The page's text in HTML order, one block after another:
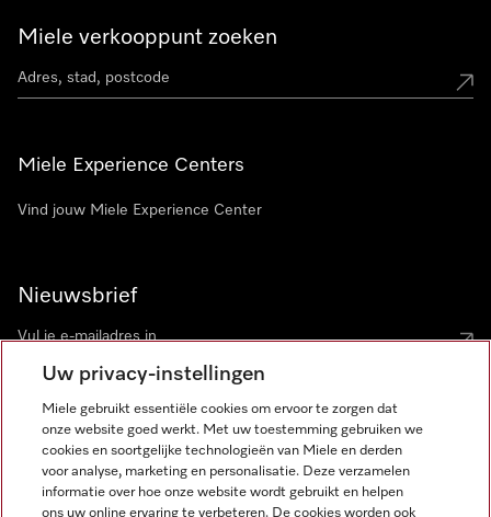
Miele verkooppunt zoeken
Miele Experience Centers
Vind jouw Miele Experience Center
Nieuwsbrief
Miele op Instagram
Miele op Facebook
Miele op Youtube
Uw privacy-instellingen
Miele gebruikt essentiële cookies om ervoor te zorgen dat
onze website goed werkt. Met uw toestemming gebruiken we
cookies en soortgelijke technologieën van Miele en derden
voor analyse, marketing en personalisatie. Deze verzamelen
informatie over hoe onze website wordt gebruikt en helpen
ons uw online ervaring te verbeteren. De cookies worden ook